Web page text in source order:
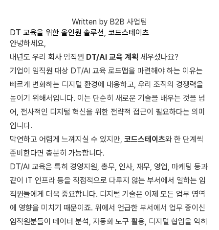
Written by B2B 사업팀
DT 교육을 위한 올인원 솔루션, 코드스테이츠
안녕하세요,
내년도 우리 회사 임직원 DT/AI 교육 계획 세우셨나요?
기업이 임직원 대상 DT/AI 교육 로드맵을 마련해야 하는 이유는
빠르게 변화하는 디지털 환경에 대응하고, 우리 조직의 경쟁력을
높이기 위해서입니다. 이는 단순히 새로운 기술을 배우는 것을 넘
어, 전사적인 디지털 혁신을 위한 전략적 접근이 필요하다는 의미
입니다.
막연하고 어렵게 느껴지실 수 있지만, 코드스테이츠와 한 단계씩
준비한다면 충분히 가능합니다.
DT/AI 교육은 특히 경영지원, 총무, 인사, 재무, 영업, 마케팅 등과
같이 IT 인프라 등을 직접적으로 다루지 않는 부서에서 일하는 임
직원들에게 더욱 중요합니다. 디지털 기술은 이제 모든 업무 영역
에 영향을 미치기 때문이죠. 위에서 언급한 부서에서 업무 중이신
임직원분들이 데이터 분석, 자동화 도구 활용, 디지털 협업을 익히